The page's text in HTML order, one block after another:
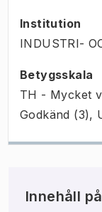
Institution
INDUSTRI-
Betygsskala
TH - Mycket
Godkänd (3),
Innehåll